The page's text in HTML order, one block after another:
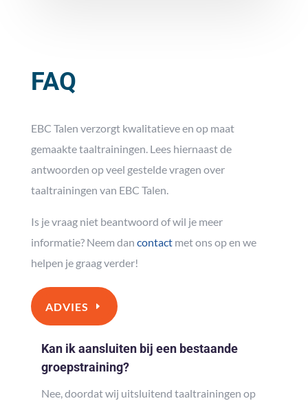
FAQ
EBC Talen verzorgt kwalitatieve en op maat
gemaakte taaltrainingen. Lees hiernaast de
antwoorden op veel gestelde vragen over
taaltrainingen van EBC Talen.
Is je vraag niet beantwoord of wil je meer
informatie? Neem dan contactmet ons op en we
helpen je graag verder!
ADVIES
Kan ik aansluiten bij een bestaande
groepstraining?
Nee, doordat wij uitsluitend taaltrainingen op